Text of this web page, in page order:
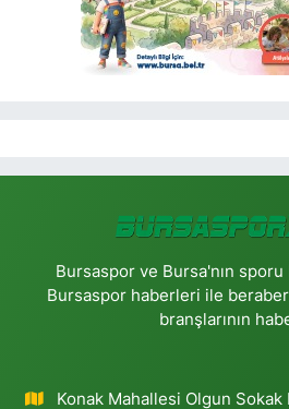
Bursaspor ve Bursa'nın
Bursaspor haberleri ile
branşlarının
Konak Mahallesi Olgun Sokak